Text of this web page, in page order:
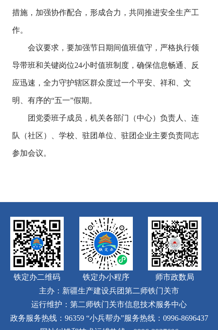
措施，加强协作配合，形成合力，共同推进安全生产工
作。
会议要求，要加强节日期间值班值守，严格执行领
导带班和关键岗位24小时值班制度，确保信息畅通、反
应迅速，全力守护辖区群众度过一个平安、祥和、文
明、有序的“五一”假期。
团党委班子成员，机关各部门（中心）负责人、连
队（社区）、学校、驻团单位、驻团企业主要负责同志
参加会议。
铁定办二维码 铁定办小程序
师市政数局
主办：新疆生产建设兵团第二师铁门关市
运行维护：第二师铁门关市信息技术服务中心
政务服务热线：96359 “小兵帮办”服务热线：0996-8696437